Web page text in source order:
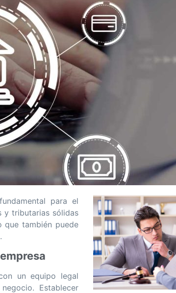
para el
y tributarias sólidas
que también puede
un equipo legal
Establecer